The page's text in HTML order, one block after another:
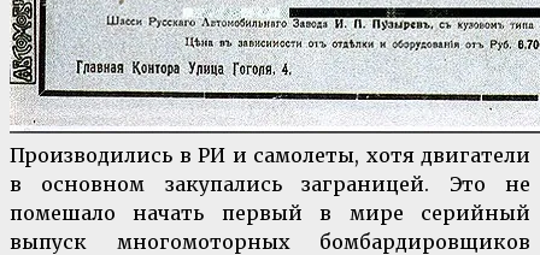
Производились в РИ и самолеты, хотя двигатели
в основном закупались заграницей. Это не
помешало начать первый в мире серийный
выпуск многомоторных бомбардировщиков